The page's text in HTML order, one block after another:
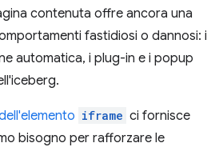
contenuta offre ancora una
fastidiosi o dannosi: i
automatica, i plug-in e i popup
iframe ci fornisce
bisogno per rafforzare le